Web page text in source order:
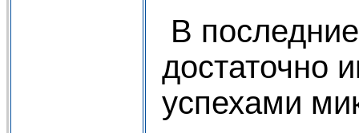
В
достаточно
успехами